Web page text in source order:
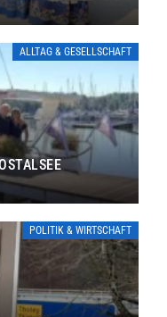
ALLTAG & GESELLSCHAFT
POLITIK & WIRTSCHAFT